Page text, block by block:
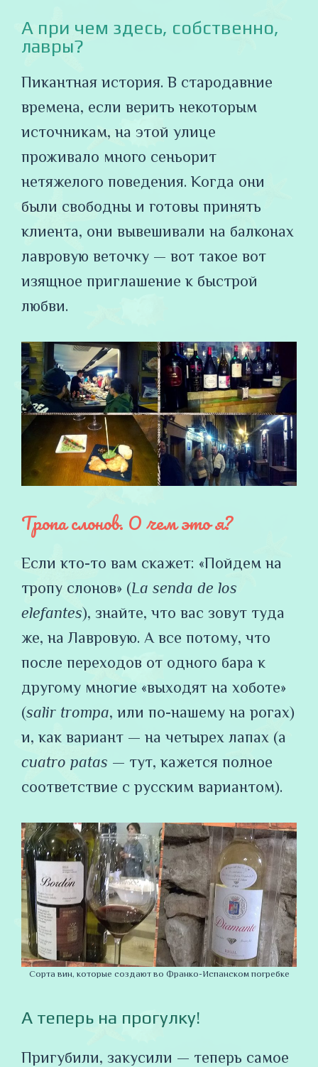
А при чем здесь, собственно,
лавры?
Пикантная история. В стародавние
времена, если верить некоторым
источникам, на этой улице
проживало много сеньорит
нетяжелого поведения. Когда они
были свободны и готовы принять
клиента, они вывешивали на балконах
лавровую веточку — вот такое вот
изящное приглашение к быстрой
любви.
Тропа слонов. О чем это я?
Если кто-то вам скажет: «Пойдем на
тропу слонов» (La senda de los
elefantes), знайте, что вас зовут туда
же, на Лавровую. А все потому, что
после переходов от одного бара к
другому многие «выходят на хоботе»
(salir trompa, или по-нашему на рогах)
и, как вариант — на четырех лапах (a
cuatro patas — тут, кажется полное
соответствие с русским вариантом).
Сорта вин, которые создают во Франко-Испанском погребке
А теперь на прогулку!
Пригубили, закусили — теперь самое